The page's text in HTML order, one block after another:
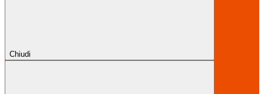
Chiudi